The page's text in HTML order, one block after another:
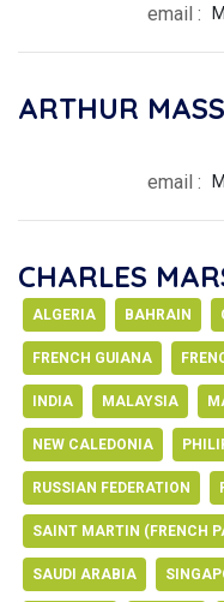
email :
ARTHUR
email :
CHARLES
ALGERIA BAHRAIN
FRENCH GUIANA
INDIA MALAYSIA
NEW CALEDONIA
RUSSIAN FEDERATION
SAINT MARTIN (FRENCH
SAUDI ARABIA